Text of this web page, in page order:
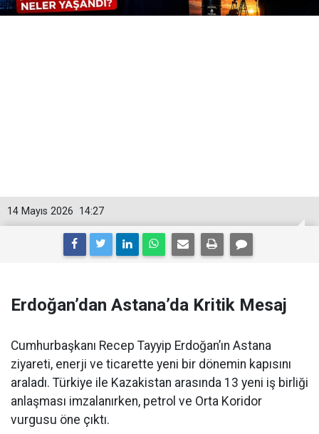
14:27
14 Mayıs 2026
Erdoğan’dan Astana’da Kritik Mesaj
Cumhurbaşkanı Recep Tayyip Erdoğan’ın Astana
ziyareti, enerji ve ticarette yeni bir dönemin kapısını
araladı. Türkiye ile Kazakistan arasında 13 yeni iş birliği
anlaşması imzalanırken, petrol ve Orta Koridor
vurgusu öne çıktı.